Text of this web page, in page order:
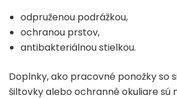
odpruženou podrážkou,
ochranou prstov,
antibakteriálnou stielkou.
Doplnky, ako pracovné ponožky so
šiltovky alebo ochranné okuliare sú